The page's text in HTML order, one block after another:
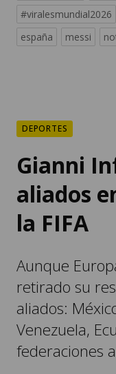
#viralesmundial2026
españa
messi
DEPORTES
Gianni
aliados
la FIFA
Aunque
retirado su
aliados:
Venezuela,
federaciones